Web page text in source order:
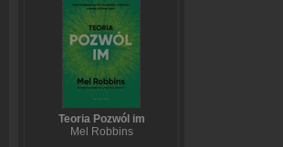
Teoria Pozwól im
Mel Robbins